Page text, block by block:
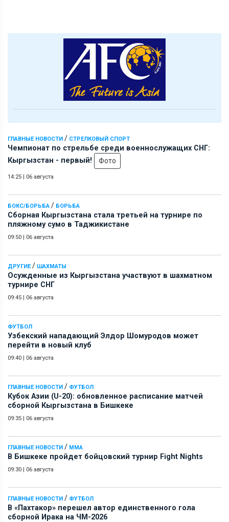
ГЛАВНЫЕ НОВОСТИ / СТРЕЛКОВЫЙ СПОРТ
Чемпионат по стрельбе среди военнослужащих СНГ:
Кыргызстан - первый!
Фото
14:25 | 06 августа
БОКС/БОРЬБА / БОРЬБА
Сборная Кыргызстана стала третьей на турнире по
пляжному сумо в Таджикистане
09:50 | 06 августа
ДРУГИЕ/ ШАХМАТЫ
Осужденные из Кыргызстана участвуют в шахматном
турнире СНГ
09:45 | 06 августа
ФУТБОЛ
Узбекский нападающий Элдор Шомуродов может
перейти в новый клуб
09:40 | 06 августа
ГЛАВНЫЕ НОВОСТИ / ФУТБОЛ
Кубок Азии (U-20): обновленное расписание матчей
сборной Кыргызстана в Бишкеке
09:35 | 06 августа
ГЛАВНЫЕ НОВОСТИ / ММА
В Бишкеке пройдет бойцовский турнир Fight Nights
09:30 | 06 августа
ГЛАВНЫЕ НОВОСТИ / ФУТБОЛ
В «Пахтакор» перешел автор единственного гола
сборной Ирака на ЧМ-2026